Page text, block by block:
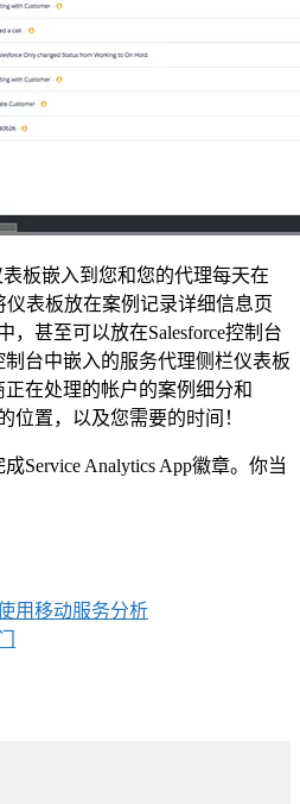
表板嵌入到您和您的代理每天在
仪表板放在案例记录详细信息页
，甚至可以放在Salesforce控制台
台中嵌入的服务代理侧栏仪表板
正在处理的帐户的案例细分和
位置，以及您需要的时间！
Service Analytics App徽章。你当
用移动服务分析